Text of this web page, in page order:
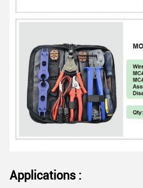
Applications :